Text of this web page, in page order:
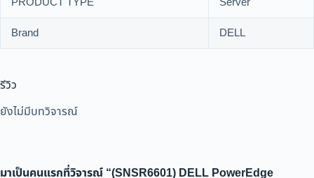
Brand
DELL
รีวิว
ยังไม่มีบทวิจารณ์
มาเป็นคนแรกที่วิจารณ์ “(SNSR6601) DELL PowerEdge